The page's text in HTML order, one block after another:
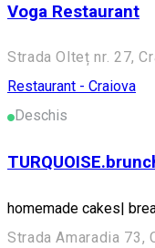
Voga Restaurant
Strada Olteț nr. 27,
Restaurant - Craiova
Deschis
homemade cakes|
Strada Amaradia 73,